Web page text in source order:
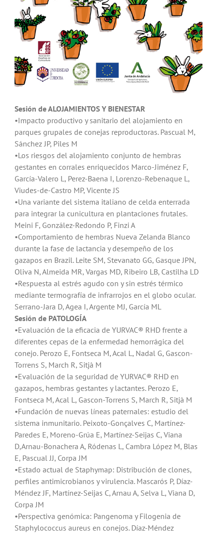
Sesión de ALOJAMIENTOS Y BIENESTAR
•Impacto productivo y sanitario del alojamiento en
parques grupales de conejas reproductoras. Pascual M,
Sánchez JP, Piles M
•Los riesgos del alojamiento conjunto de hembras
gestantes en corrales enriquecidos Marco-Jiménez F,
García-Valero L, Perez-Baena I, Lorenzo-Rebenaque L,
Viudes-de-Castro MP, Vicente JS
•Una variante del sistema italiano de celda enterrada
para integrar la cunicultura en plantaciones frutales.
Meini F, González-Redondo P, Finzi A
•Comportamiento de hembras Nueva Zelanda Blanco
durante la fase de lactancia y desempeño de los
gazapos en Brazil. Leite SM, Stevanato GG, Gasque JPN,
Oliva N, Almeida MR, Vargas MD, Ribeiro LB, Castilha LD
•Respuesta al estrés agudo con y sin estrés térmico
mediante termografía de infrarrojos en el globo ocular.
Serrano-Jara D, Agea I, Argente MJ, García ML
Sesión de PATOLOGÍA
•Evaluación de la eficacia de YURVAC® RHD frente a
diferentes cepas de la enfermedad hemorrágica del
conejo. Perozo E, Fontseca M, Acal L, Nadal G, Gascon-
Torrens S, March R, Sitjà M
•Evaluación de la seguridad de YURVAC® RHD en
gazapos, hembras gestantes y lactantes. Perozo E,
Fontseca M, Acal L, Gascon-Torrens S, March R, Sitjà M
•Fundación de nuevas líneas paternales: estudio del
sistema inmunitario. Peixoto-Gonçalves C, Martínez-
Paredes E, Moreno-Grúa E, Martínez-Seijas C, Viana
D,Arnau-Bonachera A, Ródenas L, Cambra López M, Blas
E, Pascual JJ, Corpa JM
•Estado actual de Staphymap: Distribución de clones,
perfiles antimicrobianos y virulencia. Mascarós P, Díaz-
Méndez JF, Martínez-Seijas C, Arnau A, Selva L, Viana D,
Corpa JM
•Perspectiva genómica: Pangenoma y Filogenia de
Staphylococcus aureus en conejos. Díaz-Méndez